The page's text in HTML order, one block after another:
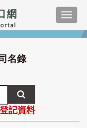
名錄
記資料